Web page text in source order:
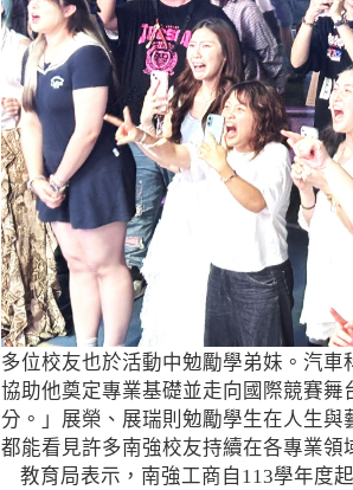
多位校友也於活動中勉勵學弟妹。汽
協助他奠定專業基礎並走向國際競賽
分。」展榮、展瑞則勉勵學生在人生與
都能看見許多南強校友持續在各專業領
教育局表示，南強工商自113學年度